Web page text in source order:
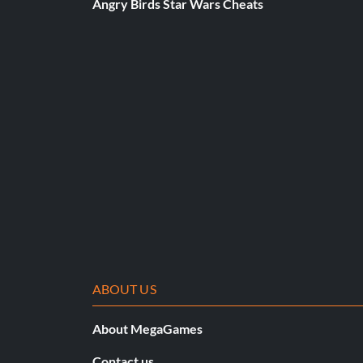
Accédez au menu principal et appuyez sur les touches
Pendant le jeu, appuyez sur Start pour mettre le jeu en
maintenez-le enfoncé. Tout en maintenant L2, appuyez
Angry Birds Star Wars Cheats
ABOUT US
About MegaGames